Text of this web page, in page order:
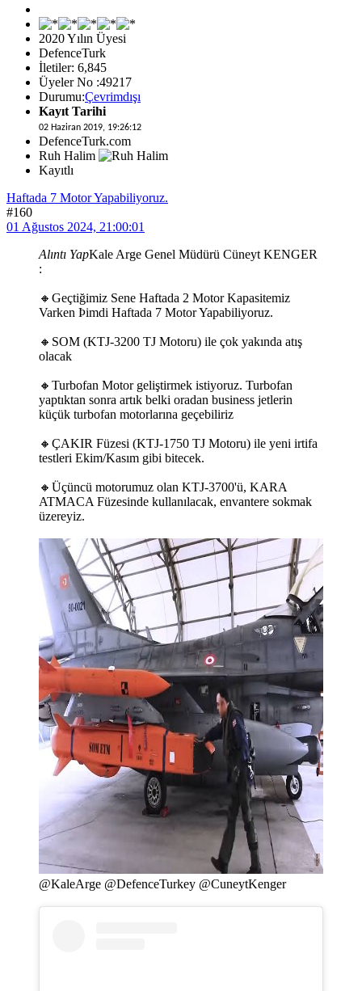
2020 Yılın Üyesi
DefenceTurk
İletiler: 6,845
Üyeler No :49217
Durumu:Çevrimdışı
Kayıt Tarihi
02 Haziran 2019, 19:26:12
DefenceTurk.com
Ruh Halim
Kayıtlı
Haftada 7 Motor Yapabiliyoruz.
#160
01 Ağustos 2024, 21:00:01
Alıntı YapKale Arge Genel Müdürü Cüneyt KENGER
:
🔸Geçtiğimiz Sene Haftada 2 Motor Kapasitemiz
Varken Þimdi Haftada 7 Motor Yapabiliyoruz.
🔸SOM (KTJ-3200 TJ Motoru) ile çok yakında atış
olacak
🔸Turbofan Motor geliştirmek istiyoruz. Turbofan
yaptıktan sonra artık belki oradan business jetlerin
küçük turbofan motorlarına geçebiliriz
🔸ÇAKIR Füzesi (KTJ-1750 TJ Motoru) ile yeni irtifa
testleri Ekim/Kasım gibi bitecek.
🔸Üçüncü motorumuz olan KTJ-3700'ü, KARA
ATMACA Füzesinde kullanılacak, envantere sokmak
üzereyiz.
@KaleArge @DefenceTurkey @CuneytKenger